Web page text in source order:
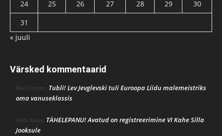
24
25 26 27 28 29
30
31
« juuli
Värsked kommentaarid
Mati Poom, Tubli! Lev Jevglevski tuli Euroopa Liidu malemeistriks
oma vanuseklassis
Ants Kaev, TÄHELEPANU! Avatud on registreerimine VI Kahe Silla
Jooksule